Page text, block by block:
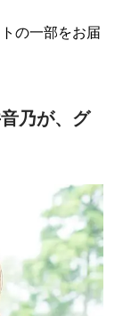
の一部をお届
乃が、グ